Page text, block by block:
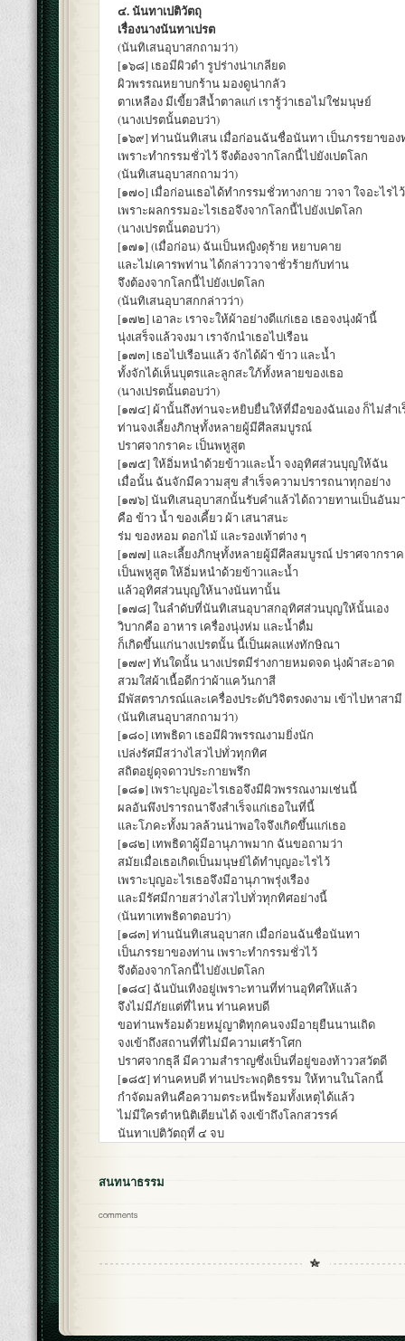
๔. นันทาเปติวัตถุ
เรื่องนางนันทาเปรต
(นันทิเสนอุบาสกถามว่า)
[๑๖๘] เธอมีผิวดำ รูปร่างน่าเกลียด
ผิวพรรณหยาบกร้าน มองดูน่ากลัว
ตาเหลือง มีเขี้ยวสีน้ำตาลแก่ เรารู้ว่าเธอไม่ใช่มนุษย์
(นางเปรตนั้นตอบว่า)
[๑๖๙] ท่านนันทิเสน เมื่อก่อนฉันชื่อนันทา เป็นภรรยาของ
เพราะทำกรรมชั่วไว้ จึงต้องจากโลกนี้ไปยังเปตโลก
(นันทิเสนอุบาสกถามว่า)
[๑๗๐] เมื่อก่อนเธอได้ทำกรรมชั่วทางกาย วาจา ใจอะไรไ
เพราะผลกรรมอะไรเธอจึงจากโลกนี้ไปยังเปตโลก
(นางเปรตนั้นตอบว่า)
[๑๗๑] (เมื่อก่อน) ฉันเป็นหญิงดุร้าย หยาบคาย
และไม่เคารพท่าน ได้กล่าววาจาชั่วร้ายกับท่าน
จึงต้องจากโลกนี้ไปยังเปตโลก
(นันทิเสนอุบาสกกล่าวว่า)
[๑๗๒] เอาละ เราจะให้ผ้าอย่างดีแก่เธอ เธอจงนุ่งผ้านี้
นุ่งเสร็จแล้วจงมา เราจักนำเธอไปเรือน
[๑๗๓] เธอไปเรือนแล้ว จักได้ผ้า ข้าว และน้ำ
ทั้งจักได้เห็นบุตรและลูกสะใภ้ทั้งหลายของเธอ
(นางเปรตนั้นตอบว่า)
[๑๗๔] ผ้านั้นถึงท่านจะหยิบยื่นให้ที่มือของฉันเอง ก็ไม่สำ
ท่านจงเลี้ยงภิกษุทั้งหลายผู้มีศีลสมบูรณ์
ปราศจากราคะ เป็นพหูสูต
[๑๗๕] ให้อิ่มหนำด้วยข้าวและน้ำ จงอุทิศส่วนบุญให้ฉัน
เมื่อนั้น ฉันจักมีความสุข สำเร็จความปรารถนาทุกอย่าง
[๑๗๖] นันทิเสนอุบาสกนั้นรับคำแล้วได้ถวายทานเป็นอันม
คือ ข้าว น้ำ ของเคี้ยว ผ้า เสนาสนะ
ร่ม ของหอม ดอกไม้ และรองเท้าต่าง ๆ
[๑๗๗] และเลี้ยงภิกษุทั้งหลายผู้มีศีลสมบูรณ์ ปราศจากรา
เป็นพหูสูต ให้อิ่มหนำด้วยข้าวและน้ำ
แล้วอุทิศส่วนบุญให้นางนันทานั้น
[๑๗๘] ในลำดับที่นันทิเสนอุบาสกอุทิศส่วนบุญให้นั้นเอง
วิบากคือ อาหาร เครื่องนุ่งห่ม และน้ำดื่ม
ก็เกิดขึ้นแก่นางเปรตนั้น นี้เป็นผลแห่งทักษิณา
[๑๗๙] ทันใดนั้น นางเปรตมีร่างกายหมดจด นุ่งผ้าสะอาด
สวมใส่ผ้าเนื้อดีกว่าผ้าแคว้นกาสี
มีพัสตราภรณ์และเครื่องประดับวิจิตรงดงาม เข้าไปหาสามี
(นันทิเสนอุบาสกถามว่า)
[๑๘๐] เทพธิดา เธอมีผิวพรรณงามยิ่งนัก
เปล่งรัศมีสว่างไสวไปทั่วทุกทิศ
สถิตอยู่ดุจดาวประกายพรึก
[๑๘๑] เพราะบุญอะไรเธอจึงมีผิวพรรณงามเช่นนี้
ผลอันพึงปรารถนาจึงสำเร็จแก่เธอในที่นี้
และโภคะทั้งมวลล้วนน่าพอใจจึงเกิดขึ้นแก่เธอ
[๑๘๒] เทพธิดาผู้มีอานุภาพมาก ฉันขอถามว่า
สมัยเมื่อเธอเกิดเป็นมนุษย์ได้ทำบุญอะไรไว้
เพราะบุญอะไรเธอจึงมีอานุภาพรุ่งเรือง
และมีรัศมีกายสว่างไสวไปทั่วทุกทิศอย่างนี้
(นันทาเทพธิดาตอบว่า)
[๑๘๓] ท่านนันทิเสนอุบาสก เมื่อก่อนฉันชื่อนันทา
เป็นภรรยาของท่าน เพราะทำกรรมชั่วไว้
จึงต้องจากโลกนี้ไปยังเปตโลก
[๑๘๔] ฉันบันเทิงอยู่เพราะทานที่ท่านอุทิศให้แล้ว
จึงไม่มีภัยแต่ที่ไหน ท่านคหบดี
ขอท่านพร้อมด้วยหมู่ญาติทุกคนจงมีอายุยืนนานเถิด
จงเข้าถึงสถานที่ที่ไม่มีความเศร้าโศก
ปราศจากธุลี มีความสำราญซึ่งเป็นที่อยู่ของท้าววสวัตดี
[๑๘๕] ท่านคหบดี ท่านประพฤติธรรม ให้ทานในโลกนี้
กำจัดมลทินคือความตระหนี่พร้อมทั้งเหตุได้แล้ว
ไม่มีใครตำหนิติเตียนได้ จงเข้าถึงโลกสวรรค์
นันทาเปติวัตถุที่ ๔ จบ
สนทนาธรรม
comments